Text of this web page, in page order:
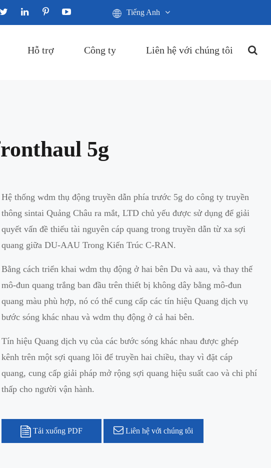
Tiếng Anh
Hỗ trợ Công ty Liên hệ với chúng tôi
5g
Hệ thống wdm thụ động truyền dẫn phía trước 5g do công ty truyền
thông sintai Quảng Châu ra mắt, LTD chủ yếu được sử dụng để giải
quyết vấn đề thiếu tài nguyên cáp quang trong truyền dẫn từ xa sợi
quang giữa DU-AAU Trong Kiến Trúc C-RAN.
Bằng cách triển khai wdm thụ động ở hai bên Du và aau, và thay thế
mô-đun quang trắng ban đầu trên thiết bị không dây bằng mô-đun
quang màu phù hợp, nó có thể cung cấp các tín hiệu Quang dịch vụ
bước sóng khác nhau và wdm thụ động ở cả hai bên.
Tín hiệu Quang dịch vụ của các bước sóng khác nhau được ghép
kênh trên một sợi quang lõi để truyền hai chiều, thay vì đặt cáp
quang, cung cấp giải pháp mở rộng sợi quang hiệu suất cao và chi phí
thấp cho người vận hành.
Tải xuống PDF Liên hệ với chúng tôi